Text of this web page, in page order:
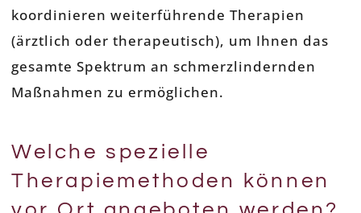
koordinieren weiterführende Therapien
(ärztlich oder therapeutisch), um Ihnen das
gesamte Spektrum an schmerzlindernden
Maßnahmen zu ermöglichen.
Welche spezielle
Therapiemethoden können